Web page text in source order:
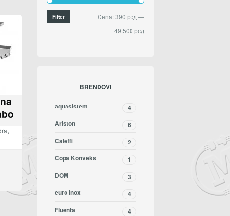
,
Filter Cena:390 рсд —
49.500 рсд
BRENDOVI
aquasistem
4
Ariston
6
Caleffi
2
Copa Konveks
1
DOM
3
euro inox
4
Fluenta
4